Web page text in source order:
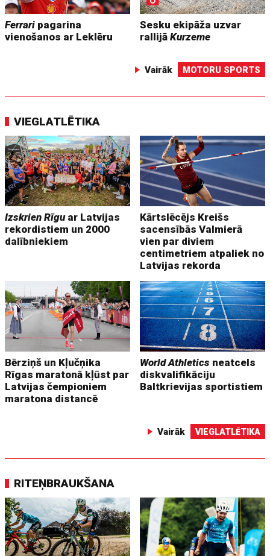
Ferrari pagarina
vienošanos ar Leklēru
Sesku ekipāža uzvar
rallijāKurzeme
Vairāk MOTORU SPORTS
VIEGLATLĒTIKA
Izskrien Rīguar Latvijas
rekordistiem un 2000
dalībniekiem
Kārtslēcējs Kreišs
sacensībās Valmierā
vien par diviem
centimetriem atpaliek no
Latvijas rekorda
Bērziņš un Kļučņika
Rīgas maratonā kļūst par
Latvijas čempioniem
maratona distancē
World Athletics neatcels
diskvalifikāciju
Baltkrievijas sportistiem
Vairāk VIEGLATLĒTIKA
RITEŅBRAUKŠANA